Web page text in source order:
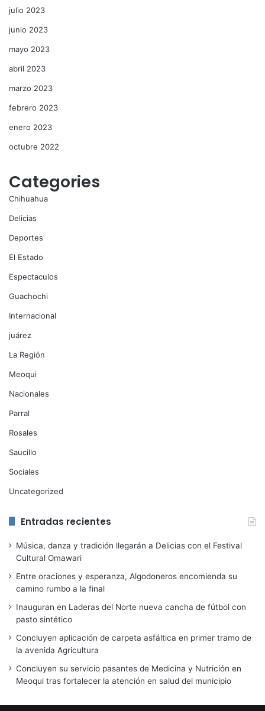
julio 2023
junio 2023
mayo 2023
abril 2023
marzo 2023
febrero 2023
enero 2023
octubre 2022
Categories
Chihuahua
Delicias
Deportes
El Estado
Espectaculos
Guachochi
Internacional
juárez
La Región
Meoqui
Nacionales
Parral
Rosales
Saucillo
Sociales
Uncategorized
Entradas recientes
Música, danza y tradición llegarán a Delicias con el Festival
Cultural Omawari
Entre oraciones y esperanza, Algodoneros encomienda su
camino rumbo a la final
Inauguran en Laderas del Norte nueva cancha de fútbol con
pasto sintético
Concluyen aplicación de carpeta asfáltica en primer tramo de
la avenida Agricultura
Concluyen su servicio pasantes de Medicina y Nutrición en
Meoqui tras fortalecer la atención en salud del municipio